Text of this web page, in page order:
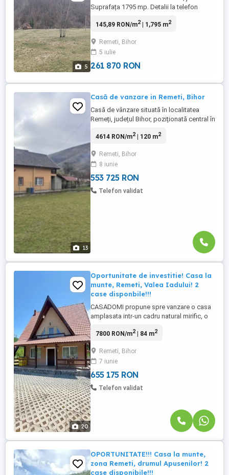
5
Suprafața 1795 mp. Detalii la telefon
145,89 RON/m2| 1,795 m2
Remeti, Bihor
5 iulie
261 870 RON
13
Casă de vanzare in Remeti, Bihor
Casă de vânzare situată în localitatea
Remeți, județul Bihor, poziționată central în
jumătatea distanței dintre barajele Leșu și
oportunitate de investiție, având în
vecinătate magazine, pensiuni și
păstrăvării. Imobilul ...
4614 RON/m2| 120 m2
Remeti, Bihor
8 iunie
553 725 RON
Telefon validat
20
Oportunitate de investitie! Casa la
munte, Remeti, Valea Iadului! 2
case disponbile!!!
CASADOMI propune spre vanzare o casa
amplasata intr-un cadru natural mirific, o
Muntilor Padurea Craiului. Accesul la
Apusenilor, traseul spectaculos care leaga
judetele Cluj si Bihor, strabatand Valea
Iadului, de-a lungul Crisului ...
7800 RON/m2| 84 m2
Remeti, Bihor
7 iunie
655 175 RON
Telefon validat
OPORTUNITATE!!! Casa la munte,
zona Remeti, drumul Apusenilor! 2
case disponibile!!!